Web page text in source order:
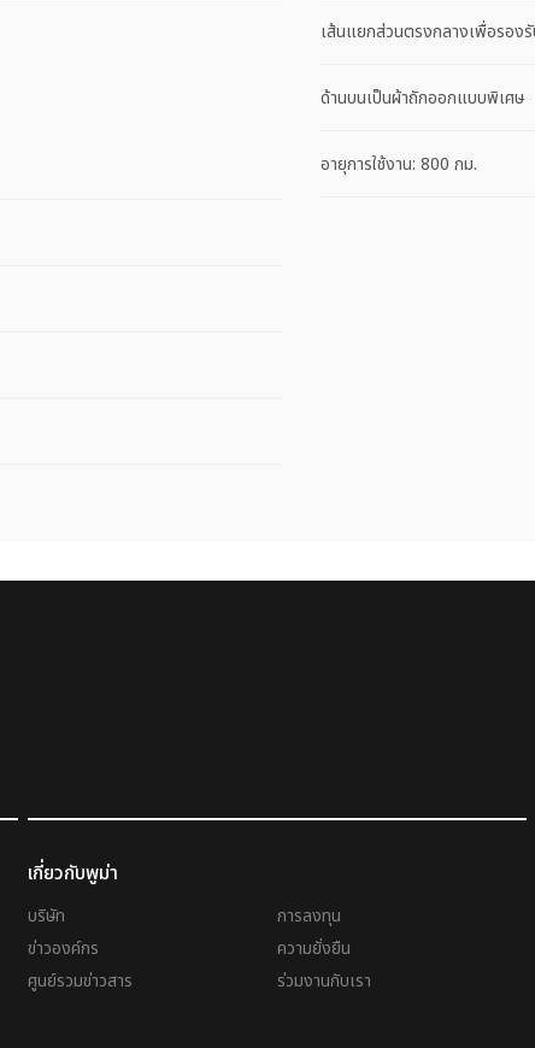
เส้นแยกส่วนตรงกลางเพื่อรองรั
ด้านบนเป็นผ้าถักออกแบบพิเศษ
อายุการใช้งาน: 800 กม.
เกี่ยวกับพูม่า
บริษัท
ข่าวองค์กร
ศูนย์รวมข่าวสาร
การลงทุน
ความยั่งยืน
ร่วมงานกับเรา